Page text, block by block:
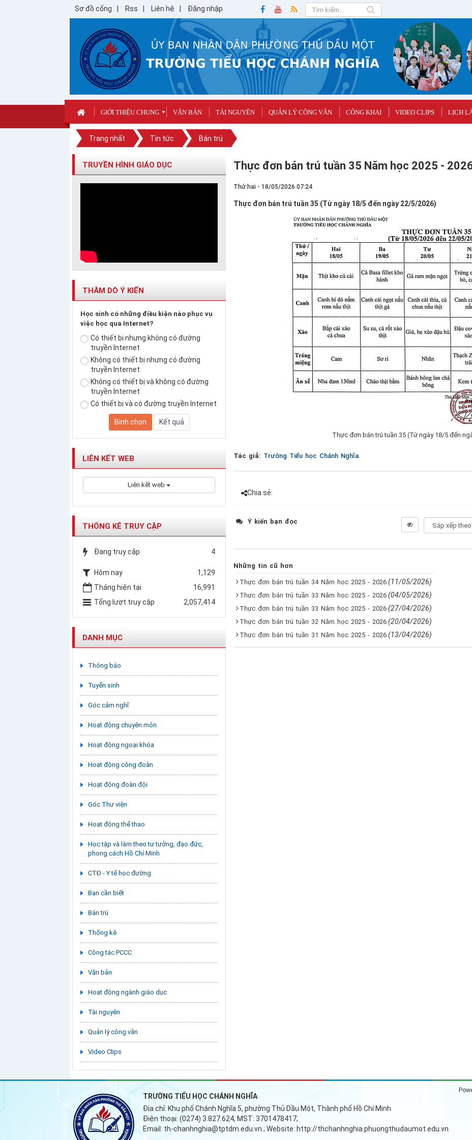
Sơ đồ cổng Rss Liên hệ Đăng nhập
GIỚI THIỆU CHUNG ▼ VĂN BẢN TÀI NGUYÊN QUẢN LÝ CÔNG VĂN CÔNG KHAI VIDEO CLIPS LỊCH
Trang nhất Tin tức Bán trú
Thực đơn bán trú tuần 35 Năm học 2025 -
Thứ hai - 18/05/2026 07:24
Thực đơn bán trú tuần 35 (Từ ngày 18/5 đến ngày 22/5/2026)
Thực đơn bán trú tuần 35 (Từ ngày 18/5 đến
Tác giả: Trường Tiểu học Chánh Nghĩa
Chia sẻ:
Ý kiến bạn đọc
Những tin cũ hơn
Thực đơn bán trú tuần 34 Năm học 2025 - 2026 (11/05/2026)
Thực đơn bán trú tuần 33 Năm học 2025 - 2026 (04/05/2026)
Thực đơn bán trú tuần 33 Năm học 2025 - 2026 (27/04/2026)
Thực đơn bán trú tuần 32 Năm học 2025 - 2026 (20/04/2026)
Thực đơn bán trú tuần 31 Năm học 2025 - 2026 (13/04/2026)
TRUYỀN HÌNH GIÁO DỤC
THĂM DÒ Ý KIẾN
Học sinh có những điều kiện nào phục vụ
việc học qua Internet?
Có thiết bị nhưng không có đường
truyền Internet
Không có thiết bị nhưng có đường
truyền Internet
Không có thiết bị và không có đường
truyền Internet
Có thiết bị và có đường truyền Internet
LIÊN KẾT WEB
Liên kết web
THỐNG KÊ TRUY CẬP
Đang truy cập 4
Hôm nay
1,129
Tháng hiện tại
16,991
Tổng lượt truy cập
2,057,414
DANH MỤC
Thông báo
Tuyển sinh
Góc cảm nghĩ
Hoạt động chuyên môn
Hoạt động ngoại khóa
Hoạt động công đoàn
Hoạt động đoàn đội
Góc Thư viện
Hoạt động thể thao
Học tập và làm theo tư tưởng, đạo đức,
phong cách Hồ Chí Minh
CTĐ - Y tế học đường
Bạn cần biết
Bán trú
Thống kê
Công tác PCCC
Văn bản
Hoạt động ngành giáo dục
Tài nguyên
Quản lý công văn
Video Clips
TRƯỜNG TIỂU HỌC CHÁNH NGHĨA
Địa chỉ: Khu phố Chánh Nghĩa 5, phường Thủ Dầu Một, Thành phố Hồ Chí Minh
Điện thoại: (0274) 3.827.624, MST: 3701478417;
Email: th-chanhnghia@tptdm.edu.vn ; Website: http://thchanhnghia.phuongthudaumot.edu.vn